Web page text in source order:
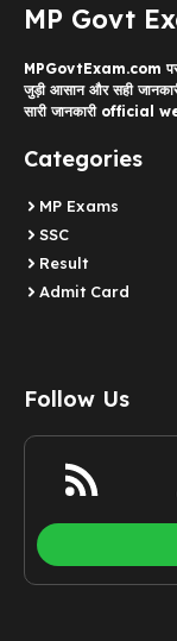
MP Govt
MPGovtExam.com पर
जुड़ी आसान और सही
सारी जानकारी official
Categories
MP Exams
SSC
Result
Admit Card
Follow Us